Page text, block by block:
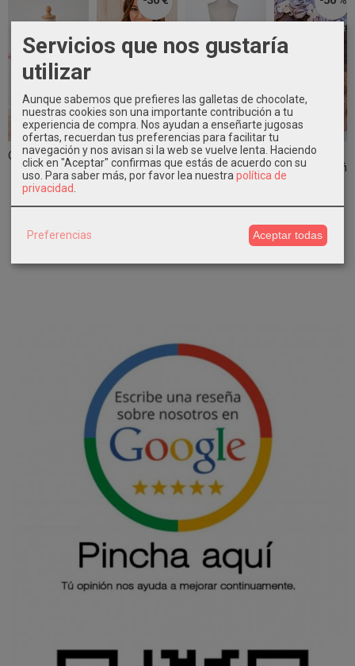
Capa ceremonia
niña rosa
empolvado...
58,90 €
Conjunto niña
vestir blusa y
short...
30,00 €
Cancán
comunión tul
de Eva
48,90 €
Corona
ceremonia niña
13,45 €
Servicios que nos gustaría
utilizar
Aunque sabemos que prefieres las galletas de chocolate,
nuestras cookies son una importante contribución a tu
experiencia de compra. Nos ayudan a enseñarte jugosas
ofertas, recuerdan tus preferencias para facilitar tu
navegación y nos avisan si la web se vuelve lenta. Haciendo
click en "Aceptar" confirmas que estás de acuerdo con su
uso. Para saber más, por favor lea nuestra política de
privacidad
Preferencias Aceptar todas